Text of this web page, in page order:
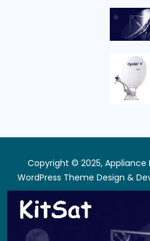
Copyright © 2025, Appliance
WordPress Theme Design &